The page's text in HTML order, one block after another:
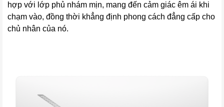
hợp với lớp phủ nhám mịn, mang đến cảm giác êm ái khi
chạm vào, đồng thời khẳng định phong cách đẳng cấp cho
chủ nhân của nó.